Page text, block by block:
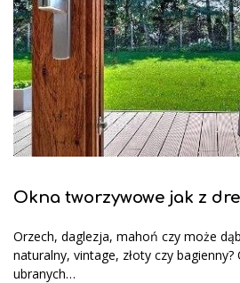
Okna tworzywowe jak z
Orzech, daglezja, mahoń czy może
naturalny, vintage, złoty czy bagienny?
ubranych…